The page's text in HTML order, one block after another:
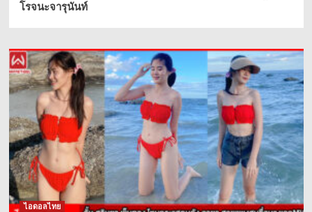
โรจนะจารุนันท์
ไอดอลไทย